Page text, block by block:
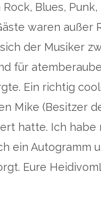
Blues, Punk,
waren außer
der Musiker
für
Ein richtig
Mike (Besitzer
hatte. Ich habe
ein Autogramm
Eure